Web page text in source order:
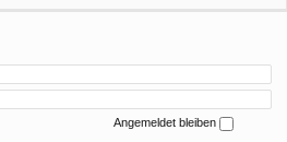
Angemeldet bleiben